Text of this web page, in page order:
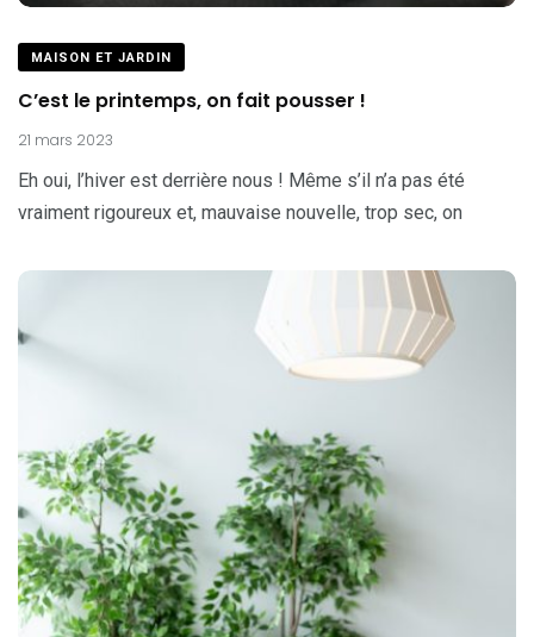
MAISON ET JARDIN
C’est le printemps, on fait pousser !
21 mars 2023
Eh oui, l’hiver est derrière nous ! Même s’il n’a pas été
vraiment rigoureux et, mauvaise nouvelle, trop sec, on